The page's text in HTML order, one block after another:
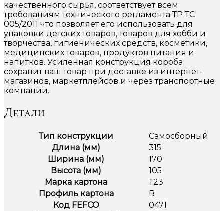
качественного сырья, соответствует всем
требованиям технического регламента ТР ТС
005/2011 что позволяет его использовать для
упаковки детских товаров, товаров для хобби и
творчества, гигиенических средств, косметики,
медицинских товаров, продуктов питания и
напитков. Усиленная конструкция короба
сохранит ваш товар при доставке из интернет-
магазинов, маркетплейсов и через транспортные
компании.
Детали
Тип конструкции
Самосборный
Длина (мм)
315
Ширина (мм)
170
Высота (мм)
105
Марка картона
Т23
Профиль картона
B
Код FEFCO
0471